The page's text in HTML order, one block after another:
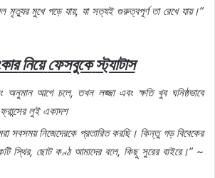
মৃত্যুর মুখে পড়ে যায়, যা সত্যই গুরুত্বপূর্ণ তা রেখে যায়।”
নিয়ে ফেসবুকেস্ট্যাটাস
অনুমান আগে চলে, তখন লজ্জা এবং ক্ষতি খুব ঘনিষ্ঠভাবে
ফ্রান্সের লুই একাদশ
সবসময় নিজেদেরকে প্রতারিত করছি। কিন্তু গড় বিবেকের
স্থির, ছোট কণ্ঠ আমাদের বলে, কিছু সুরের বাইরে।” ~